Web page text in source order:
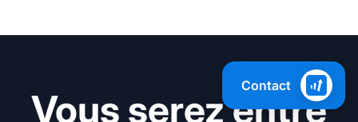
Vous serez entre
Contact